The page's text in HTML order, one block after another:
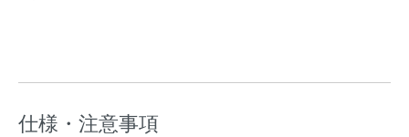
仕様・注意事項